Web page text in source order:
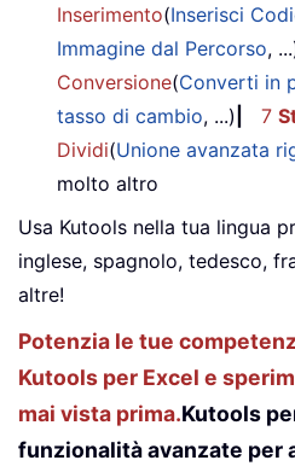
Inserimento(Inserisci
Immagine dal Percorso,
Conversione(Converti in
tasso di cambio, ...) 7
Dividi(Unione avanzata
molto altro
Usa Kutools nella tua lingua
inglese, spagnolo, tedesco,
altre!
Potenzia le tue
Kutools per Excel e
mai vista prima.Kutools
funzionalità avanzate per